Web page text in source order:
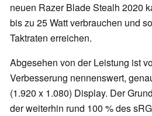
neuen Razer Blade Stealh 2020
bis zu 25 Watt verbrauchen und
Taktraten erreichen.
Abgesehen von der Leistung ist
Verbesserung nennenswert,
(1.920 x 1.080) Display. Der
der weiterhin rund 100 % des